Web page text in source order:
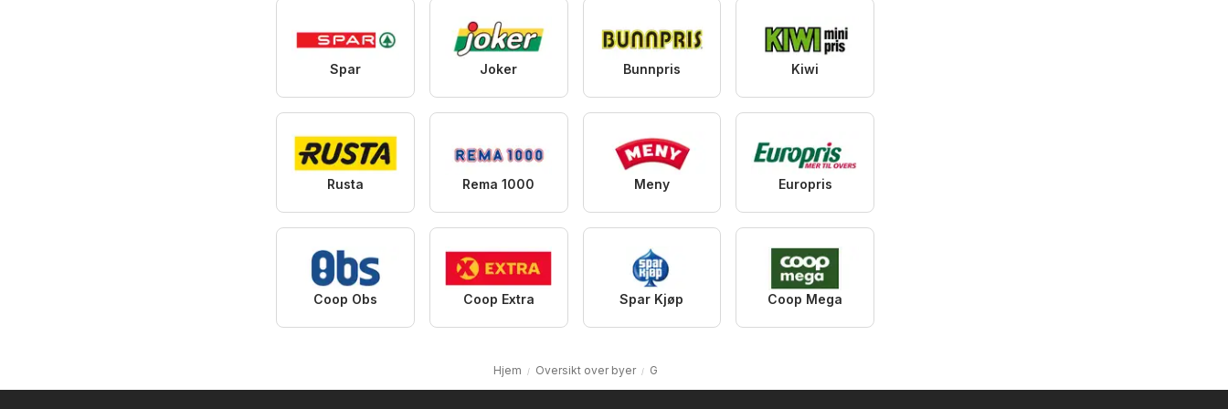
Spar Joker Bunnpris Kiwi
Rusta Rema 1000 Meny Europris
Coop Obs Coop Extra Spar Kjøp Coop Mega
Hjem Oversikt over byer G